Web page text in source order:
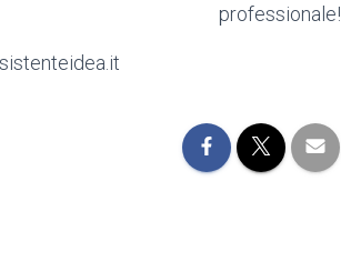
professionale!